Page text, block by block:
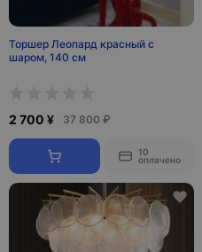
Торшер Леопард красный с
шаром, 140 см
2 700 ¥ 37 800 ₽
10
оплачено